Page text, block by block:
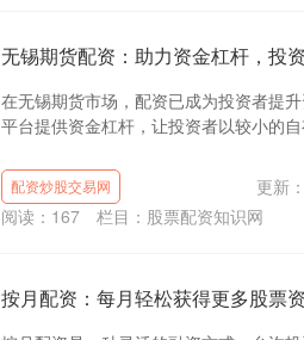
无锡期货配资：助力资金杠杆，投
在无锡期货市场，配资已成为投资者提
平台提供资金杠杆，让投资者以较小的
配资炒股交易网 更新
阅读： 167 栏目： 股票配资知识网
按月配资：每月轻松获得更多股票